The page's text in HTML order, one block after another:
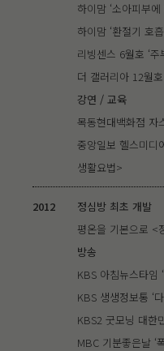
하이맘 ‘소아피부에
하이맘 ‘환절기 호
리빙센스 6월호 ‘
더 갤러리아 12월호
강연 / 교육
목동현대백화점 자
중앙일보 헬스미디
생활요법>
2012
정심방 최초 개발
평온을 기본으로 <
방송
KBS 아침뉴스타임
KBS 생생정보통 ‘
KBS2 굿모닝 대한
MBC 기분좋은날 ‘